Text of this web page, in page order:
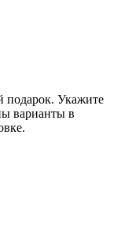
подарок. Укажите
варианты в